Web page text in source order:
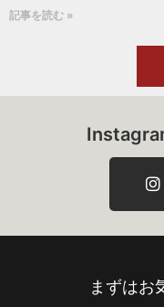
記事を読む »
まずはお